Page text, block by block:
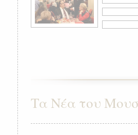
Τα Νέα του